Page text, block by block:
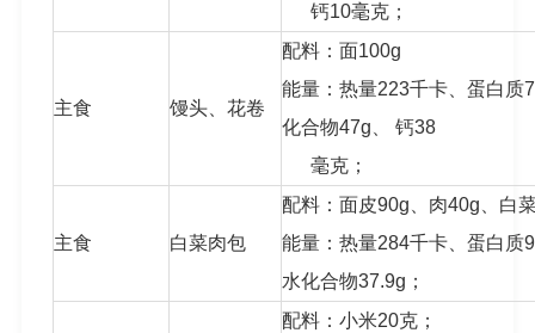
钙10毫克；
主食 馒头、花卷
配料：面100g
能量：热量223千卡、蛋白质
化合物47g、 钙38
毫克；
主食 白菜肉包
配料：面皮90g、肉40g、白
能量：热量284千卡、蛋白质
水化合物37.9g；
配料：小米20克；